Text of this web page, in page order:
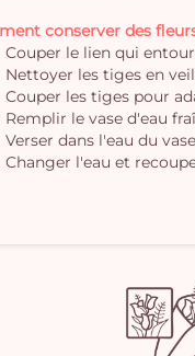
conserver des
Couper le lien qui
Nettoyer les tiges en
Couper les tiges pour
Remplir le vase d'eau
Verser dans l'eau du
Changer l'eau et